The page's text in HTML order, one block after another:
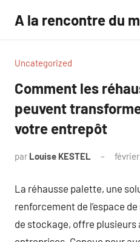
contenu
A la rencontre du
Uncategorized
Comment les
peuvent
votre entrepôt
par Louise KESTEL février
La réhausse palette, une
renforcement de l’espace
de stockage, offre